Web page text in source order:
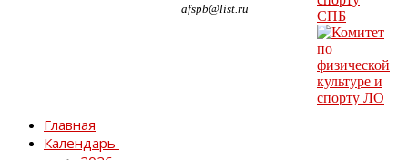
afspb@list.ru
Главная
Календарь